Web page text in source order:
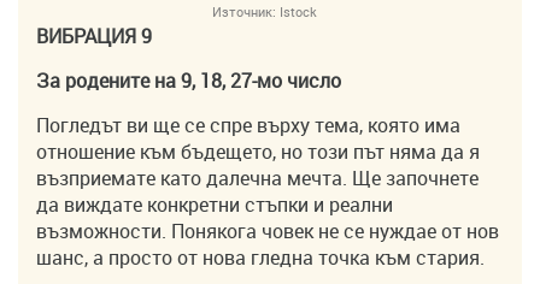
Източник: Istock
ВИБРАЦИЯ 9
За родените на 9, 18, 27-мо число
Погледът ви ще се спре върху тема, която има
отношение към бъдещето, но този път няма да я
възприемате като далечна мечта. Ще започнете
да виждате конкретни стъпки и реални
възможности. Понякога човек не се нуждае от нов
шанс, а просто от нова гледна точка към стария.